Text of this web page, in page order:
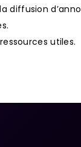
diffusion
utiles.